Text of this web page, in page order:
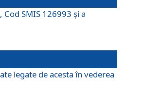
SMIS 126993 și a
legate de acesta în vederea